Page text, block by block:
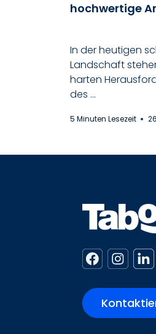
hochwertige
In der heutigen
Landschaft
harten
des ...
5 Minuten Lesezeit